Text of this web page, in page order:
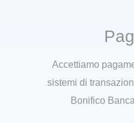
Accettiamo
sistemi di
Bonifico